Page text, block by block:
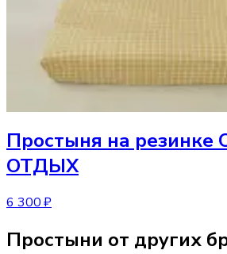
Простыня на
ОТДЫХ
6 300 ₽
Простыни от других